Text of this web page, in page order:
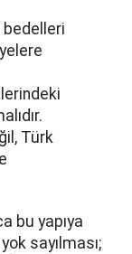
bedelleri
Türk
bu yapıya
sayılması;